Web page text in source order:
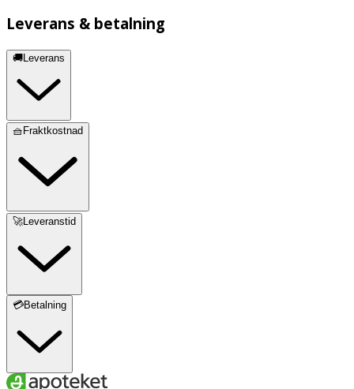
Leverans & betalning
🚚Leverans
🧺Fraktkostnad
🚀Leveranstid
💳Betalning